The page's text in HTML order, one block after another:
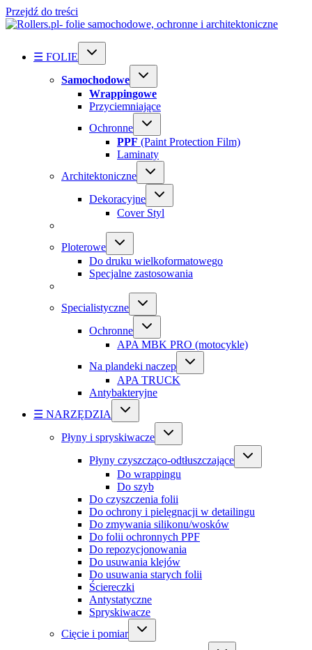
Przejdź do treści
☰ FOLIE
Samochodowe
Wrappingowe
Przyciemniające
Ochronne
PPF (Paint Protection Film)
Laminaty
Architektoniczne
Dekoracyjne
Cover Styl
Ploterowe
Do druku wielkoformatowego
Specjalne zastosowania
Specialistyczne
Ochronne
APA MBK PRO (motocykle)
Na plandeki naczep
APA TRUCK
Antybakteryjne
☰ NARZĘDZIA
Płyny i spryskiwacze
Płyny czyszcząco-odtłuszczające
Do wrappingu
Do szyb
Do czyszczenia folii
Do ochrony i pielęgnacji w detailingu
Do zmywania silikonu/wosków
Do folii ochronnych PPF
Do repozycjonowania
Do usuwania klejów
Do usuwania starych folii
Ściereczki
Antystatyczne
Spryskiwacze
Cięcie i pomiar